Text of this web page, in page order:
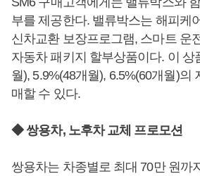
부를 제공한다. 밸류박스는 해피케
신차교환 보장프로그램, 스마트 운
자동차 패키지 할부상품이다. 이 상
월), 5.9%(48개월), 6.5%(60개월)의
매할 수 있다.
◆ 쌍용차, 노후차 교체 프로모션
쌍용차는 차종별로 최대 70만 원까